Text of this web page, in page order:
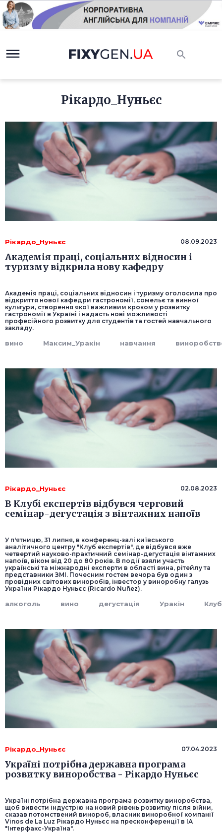
Рікардо_Нуньєс
Рікардо_Нуньєс 08.09.2023
Академія праці, соціальних відносин і
туризму відкрила нову кафедру
Академія праці, соціальних відносин і туризму оголосила про
відкриття нової кафедри гастрономії, сомельє та винної
культури, створення якої важливим кроком у розвитку
гастрономії в Україні і надасть нові можливості
професійного розвитку для студентів та гостей навчального
закладу.
вино Максим_Уракін навчання
Рікардо_Нуньєс 02.08.2023
В Клубі експертів відбувся черговий
семінар-дегустація з вінтажних напоїв
У п'ятницю, 31 липня, в конференц-залі київського
аналітичного центру "Клуб експертів", де відбувся вже
четвертий науково-практичний семінар-дегустація вінтажних
напоїв, віком від 20 до 80 років. В події взяли участь
українські та міжнародні експерти в області вина, рітейлу та
представники ЗМІ. Почесним гостем вечора був один з
провідних світових виноробів, інвестор у виноробну галузь
України Рікардо Нуньєс (Ricardo Nuñez).
алкоголь вино дегустація Уракін
Рікардо_Нуньєс 07.04.2023
Україні потрібна державна програма
розвитку виноробства - Рікардо Нуньєс
Україні потрібна державна програма розвитку виноробства,
щоб вивести індустрію на новий рівень розвитку після війни,
сказав потомствений винороб, власник виноробної компанії
Vinos de La Luz Рікардо Нуньєс на пресконференції в ІА
"Інтерфакс-Україна".